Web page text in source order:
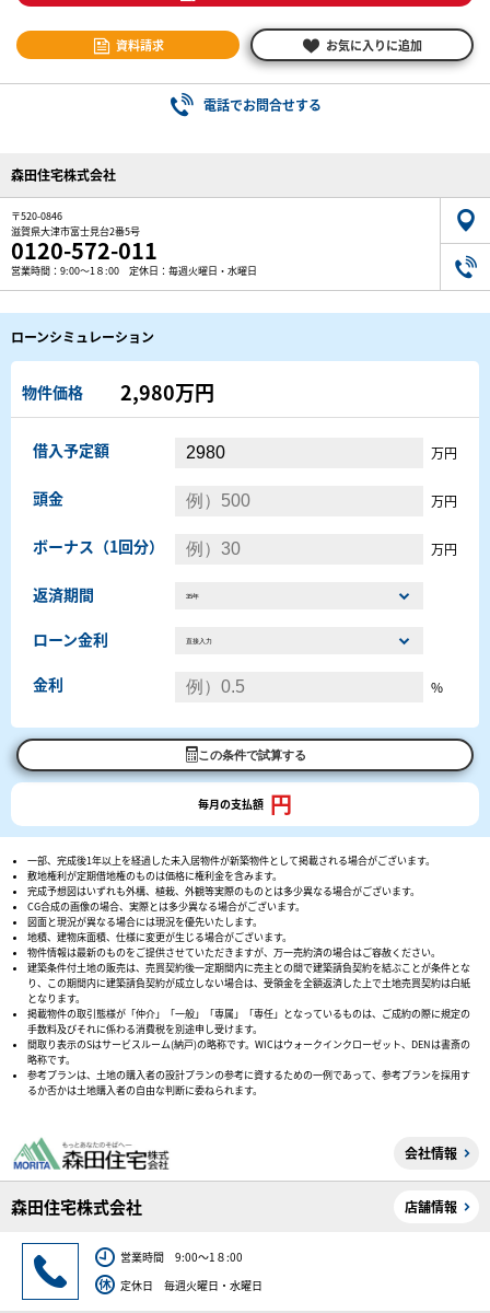
資料請求 お気に入りに追加
電話でお問合せする
森田住宅株式会社
〒520-0846
滋賀県大津市富士見台2番5号
0120-572-011
営業時間：9:00～1８:00 定休日：毎週火曜日・水曜日
ローンシミュレーション
物件価格 2,980万円
借入予定額 万円
頭金 万円
ボーナス（1回分） 万円
返済期間
ローン金利
金利 %
この条件で試算する
毎月の支払額 円
一部、完成後1年以上を経過した未入居物件が新築物件として掲載される場合がございます。
敷地権利が定期借地権のものは価格に権利金を含みます。
完成予想図はいずれも外構、植栽、外観等実際のものとは多少異なる場合がございます。
CG合成の画像の場合、実際とは多少異なる場合がございます。
図面と現況が異なる場合には現況を優先いたします。
地積、建物床面積、仕様に変更が生じる場合がございます。
物件情報は最新のものをご提供させていただきますが、万一売約済の場合はご容赦ください。
建築条件付土地の販売は、売買契約後一定期間内に売主との間で建築請負契約を結ぶことが条件とな
り、この期間内に建築請負契約が成立しない場合は、受領金を全額返済した上で土地売買契約は白紙
となります。
掲載物件の取引態様が「仲介」「一般」「専属」「専任」となっているものは、ご成約の際に規定の
手数料及びそれに係わる消費税を別途申し受けます。
間取り表示のSはサービスルーム(納戸)の略称です。WICはウォークインクローゼット、DENは書斎の
略称です。
参考プランは、土地の購入者の設計プランの参考に資するための一例であって、参考プランを採用す
るか否かは土地購入者の自由な判断に委ねられます。
会社情報
森田住宅株式会社 店舗情報
営業時間 9:00～1８:00
定休日 毎週火曜日・水曜日